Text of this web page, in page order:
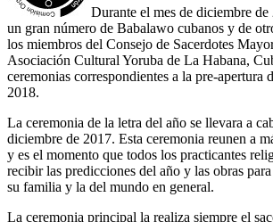
Durante el mes de diciembre
un gran número de Babalawo cubanos y de
los miembros del Consejo de Sacerdotes
Asociación Cultural Yoruba de La Habana,
ceremonias correspondientes a la pre-apertura
2018.
La ceremonia de la letra del año se llevara a
diciembre de 2017. Esta ceremonia reunen a
y es el momento que todos los practicantes
recibir las predicciones del año y las obras
su familia y la del mundo en general.
La ceremonia principal la realiza siempre el